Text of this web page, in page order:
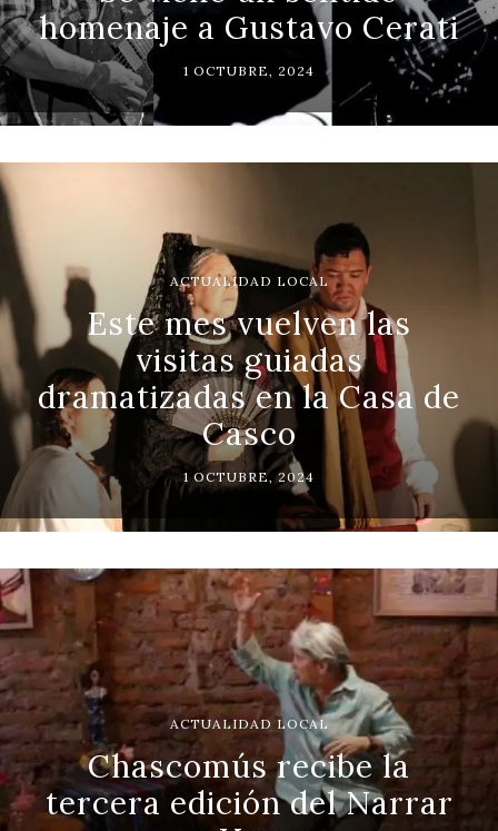
homenaje a Gustavo Cerati
1 OCTUBRE, 2024
ACTUALIDAD LOCAL
Este mes vuelven las
visitas guiadas
dramatizadas en la Casa de
Casco
1 OCTUBRE, 2024
ACTUALIDAD LOCAL
Chascomús recibe la
tercera edición del Narrar